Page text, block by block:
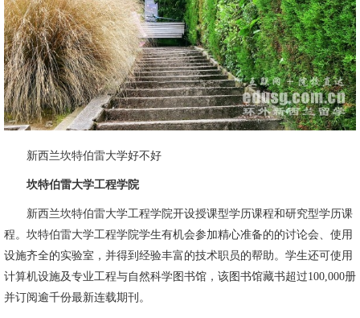
新西兰坎特伯雷大学好不好
坎特伯雷大学工程学院
新西兰坎特伯雷大学工程学院开设授课型学历课程和研究型学历课
程。坎特伯雷大学工程学院学生有机会参加精心准备的的讨论会、使用
设施齐全的实验室，并得到经验丰富的技术职员的帮助。学生还可使用
计算机设施及专业工程与自然科学图书馆，该图书馆藏书超过100,000册
并订阅逾千份最新连载期刊。